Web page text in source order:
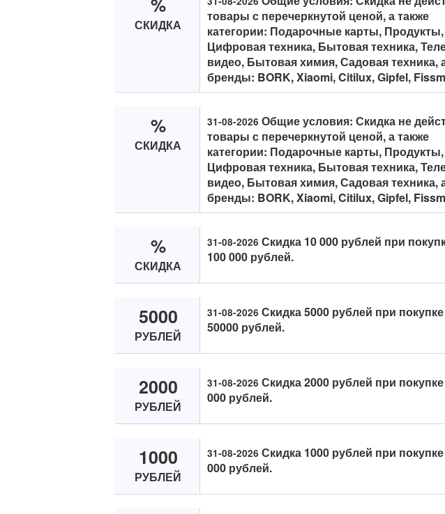
СКИДКА
товары с перечеркнутой ценой, а также
категории: Подарочные карты, Продукты,
Цифровая техника, Бытовая техника,
видео, Бытовая химия, Садовая техника,
бренды: BORK, Xiaomi, Citilux, Gipfel,
%
СКИДКА
31-08-2026 Общие условия: Скидка не
товары с перечеркнутой ценой, а также
категории: Подарочные карты, Продукты,
Цифровая техника, Бытовая техника,
видео, Бытовая химия, Садовая техника,
бренды: BORK, Xiaomi, Citilux, Gipfel,
%
СКИДКА
31-08-2026 Скидка 10 000 рублей при
100 000 рублей.
5000
РУБЛЕЙ
31-08-2026 Скидка 5000 рублей при
50000 рублей.
2000
РУБЛЕЙ
31-08-2026 Скидка 2000 рублей при
000 рублей.
1000
РУБЛЕЙ
31-08-2026 Скидка 1000 рублей при
000 рублей.